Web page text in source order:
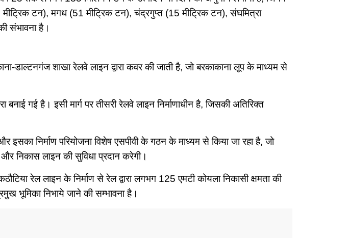
टन), मगध (51 मीट्रिक टन), चंद्रगुप्त (15 मीट्रिक टन), संघमित्रा
संभावना है।
डाल्टनगंज शाखा रेलवे लाइन द्वारा कवर की जाती है, जो बरकाकाना लूप के माध्यम से
गई है। इसी मार्ग पर तीसरी रेलवे लाइन निर्माणाधीन है, जिसकी अतिरिक्त
निर्माण परियोजना विशेष एसपीवी के गठन के माध्यम से किया जा रहा है, जो
निकास लाइन की सुविधा प्रदान करेगी।
रेल लाइन के निर्माण से रेल द्वारा लगभग 125 एमटी कोयला निकासी क्षमता की
भूमिका निभाये जाने की सम्भावना है।